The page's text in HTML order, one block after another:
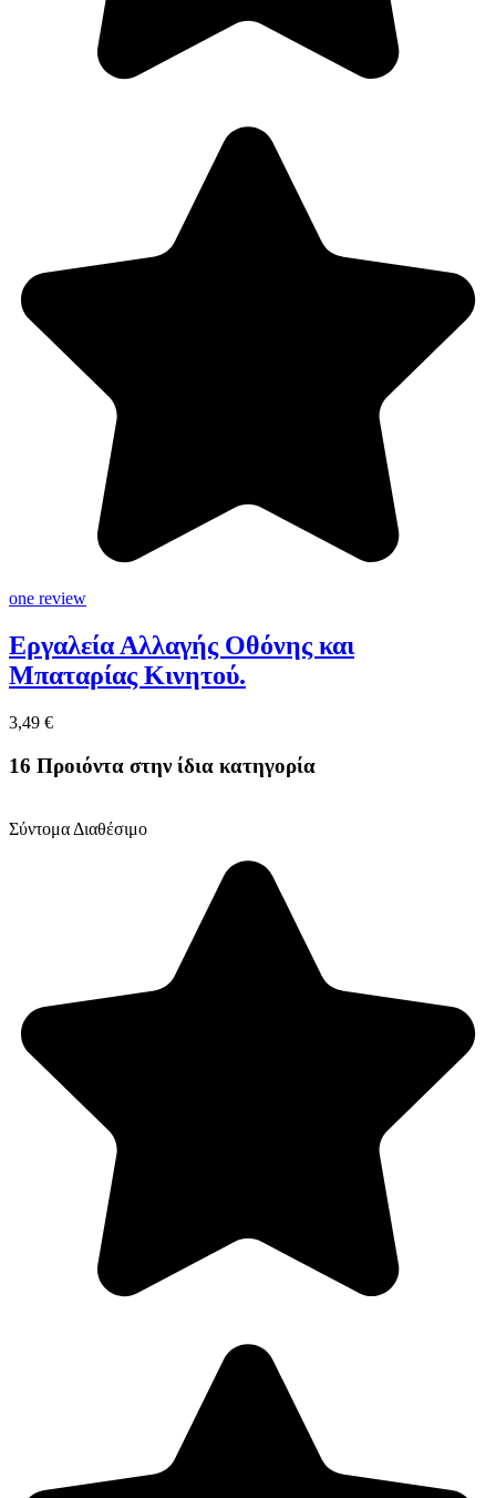
one review
Εργαλεία Αλλαγής Οθόνης και
Μπαταρίας Κινητού.
3,49 €
16 Προιόντα στην ίδια κατηγορία
Σύντομα Διαθέσιμο